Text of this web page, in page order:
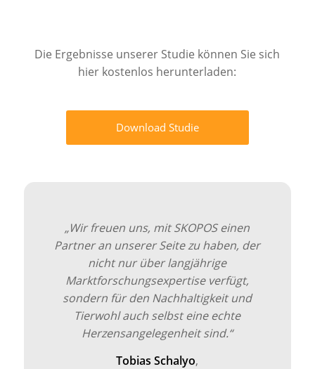
Die Ergebnisse unserer Studie können Sie sich
hier kostenlos herunterladen:
Download Studie
„Wir freuen uns, mit SKOPOS einen
Partner an unserer Seite zu haben, der
nicht nur über langjährige
Marktforschungsexpertise verfügt,
sondern für den Nachhaltigkeit und
Tierwohl auch selbst eine echte
Herzensangelegenheit sind.“
Tobias Schalyo,